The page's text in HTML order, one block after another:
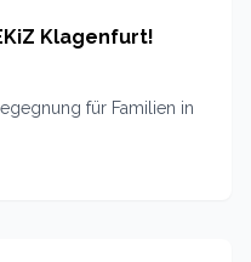
Klagenfurt!
für Familien in